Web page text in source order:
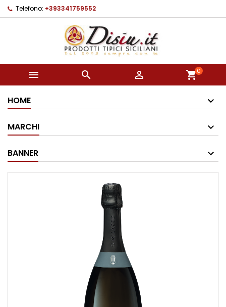
Telefono: +393341759552
   shopping_cart0
HOME
MARCHI
BANNER